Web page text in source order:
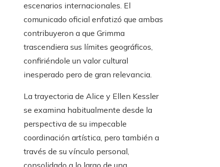
escenarios internacionales. El
comunicado oficial enfatizó que ambas
contribuyeron a que Grimma
trascendiera sus límites geográficos,
confiriéndole un valor cultural
inesperado pero de gran relevancia.
La trayectoria de Alice y Ellen Kessler
se examina habitualmente desde la
perspectiva de su impecable
coordinación artística, pero también a
través de su vínculo personal,